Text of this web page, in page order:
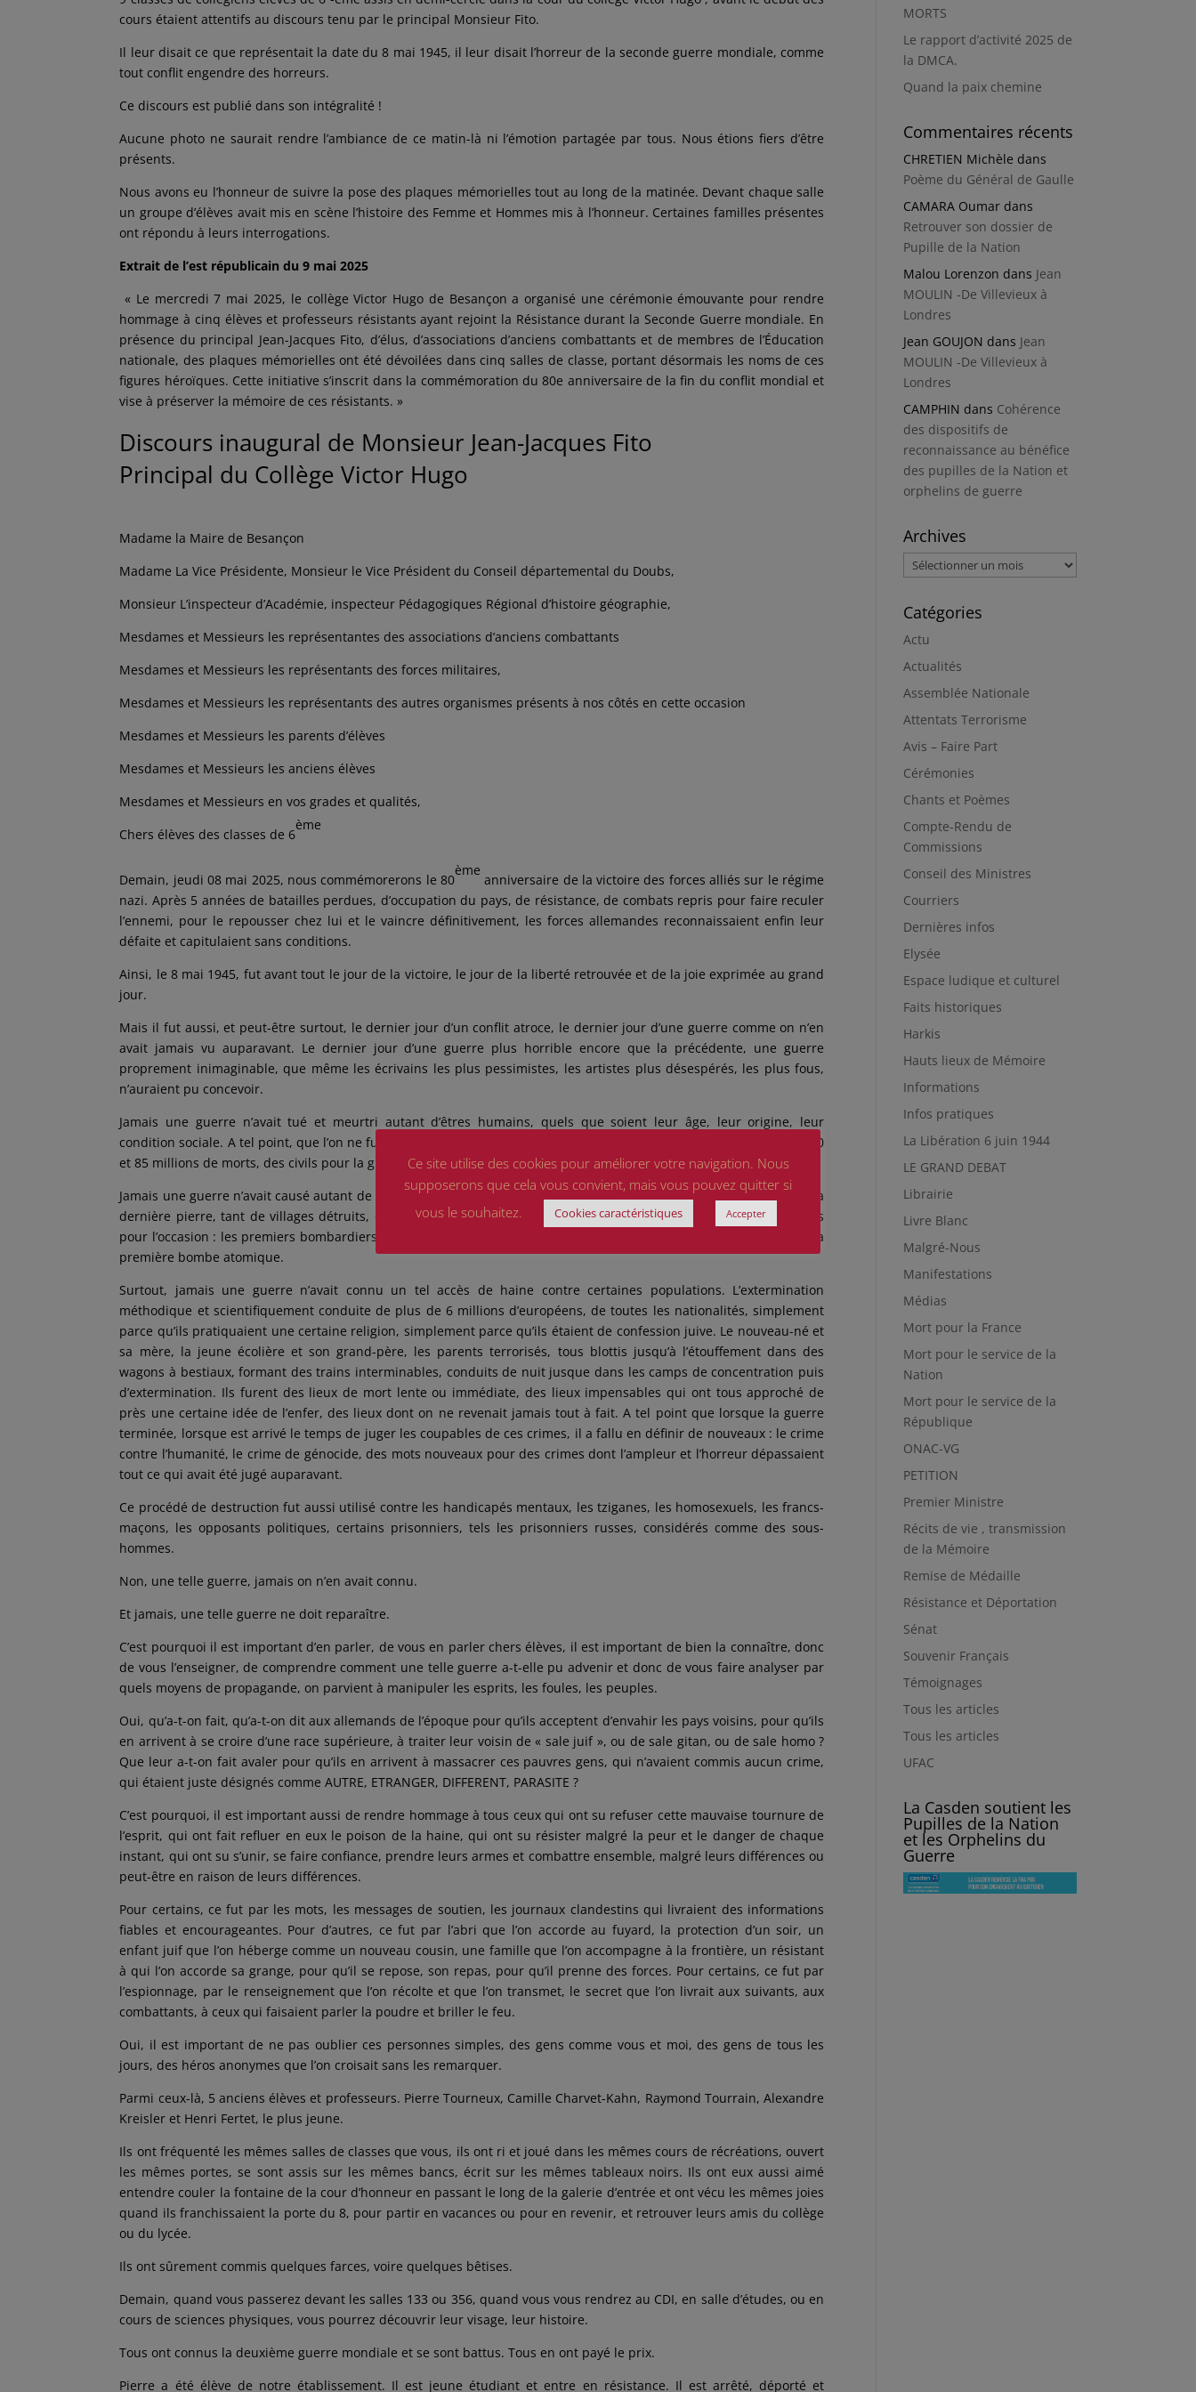
cours étaient attentifs au discours tenu par le principal Monsieur Fito.
Il leur disait ce que représentait la date du 8 mai 1945, il leur disait l’horreur de la seconde guerre mondiale, comme
tout conflit engendre des horreurs.
Ce discours est publié dans son intégralité !
Aucune photo ne saurait rendre l’ambiance de ce matin-là ni l’émotion partagée par tous. Nous étions fiers d’être
présents.
Nous avons eu l’honneur de suivre la pose des plaques mémorielles tout au long de la matinée. Devant chaque salle
un groupe d’élèves avait mis en scène l’histoire des Femme et Hommes mis à l’honneur. Certaines familles présentes
ont répondu à leurs interrogations.
Extrait de l’est républicain du 9 mai 2025
« Le mercredi 7 mai 2025, le collège Victor Hugo de Besançon a organisé une cérémonie émouvante pour rendre
hommage à cinq élèves et professeurs résistants ayant rejoint la Résistance durant la Seconde Guerre mondiale. En
présence du principal Jean-Jacques Fito, d’élus, d’associations d’anciens combattants et de membres de l’Éducation
nationale, des plaques mémorielles ont été dévoilées dans cinq salles de classe, portant désormais les noms de ces
figures héroïques. Cette initiative s’inscrit dans la commémoration du 80e anniversaire de la fin du conflit mondial et
vise à préserver la mémoire de ces résistants. »
Discours inaugural de Monsieur Jean-Jacques Fito
Principal du Collège Victor Hugo
Madame la Maire de Besançon
Madame La Vice Présidente, Monsieur le Vice Président du Conseil départemental du Doubs,
Monsieur L’inspecteur d’Académie, inspecteur Pédagogiques Régional d’histoire géographie,
Mesdames et Messieurs les représentantes des associations d’anciens combattants
Mesdames et Messieurs les représentants des forces militaires,
Mesdames et Messieurs les représentants des autres organismes présents à nos côtés en cette occasion
Mesdames et Messieurs les parents d’élèves
Mesdames et Messieurs les anciens élèves
Mesdames et Messieurs en vos grades et qualités,
Chers élèves des classes de 6
ème
Demain, jeudi 08 mai 2025, nous commémorerons le 80
ème
anniversaire de la victoire des forces alliés sur le régime
nazi. Après 5 années de batailles perdues, d’occupation du pays, de résistance, de combats repris pour faire reculer
l’ennemi, pour le repousser chez lui et le vaincre définitivement, les forces allemandes reconnaissaient enfin leur
défaite et capitulaient sans conditions.
Ainsi, le 8 mai 1945, fut avant tout le jour de la victoire, le jour de la liberté retrouvée et de la joie exprimée au grand
jour.
Mais il fut aussi, et peut-être surtout, le dernier jour d’un conflit atroce, le dernier jour d’une guerre comme on n’en
avait jamais vu auparavant. Le dernier jour d’une guerre plus horrible encore que la précédente, une guerre
proprement inimaginable, que même les écrivains les plus pessimistes, les artistes plus désespérés, les plus fous,
n’auraient pu concevoir.
Jamais une guerre n’avait tué et meurtri autant d’êtres humains, quels que soient leur âge, leur origine, leur
condition sociale. A tel point, que l’on ne fut pas capable de dénombrer précisément le nombre de victimes : entre 60
et 85 millions de morts, des civils pour la grande majorité. Ces chiffres dépassent notre capacité de représentation.
Jamais une guerre n’avait causé autant de destructions de par le monde, tant de villes bombardées, rasées jusqu’à la
dernière pierre, tant de villages détruits, de campagnes ruinées, brulées, au moyen d’armes effroyables, inventées
pour l’occasion : les premiers bombardiers lourds, les premiers avions à réaction, les premiers missiles et bientôt, la
première bombe atomique.
Surtout, jamais une guerre n’avait connu un tel accès de haine contre certaines populations. L’extermination
méthodique et scientifiquement conduite de plus de 6 millions d’européens, de toutes les nationalités, simplement
parce qu’ils pratiquaient une certaine religion, simplement parce qu’ils étaient de confession juive. Le nouveau-né et
sa mère, la jeune écolière et son grand-père, les parents terrorisés, tous blottis jusqu’à l’étouffement dans des
wagons à bestiaux, formant des trains interminables, conduits de nuit jusque dans les camps de concentration puis
d’extermination. Ils furent des lieux de mort lente ou immédiate, des lieux impensables qui ont tous approché de
près une certaine idée de l’enfer, des lieux dont on ne revenait jamais tout à fait. A tel point que lorsque la guerre
terminée, lorsque est arrivé le temps de juger les coupables de ces crimes, il a fallu en définir de nouveaux : le crime
contre l’humanité, le crime de génocide, des mots nouveaux pour des crimes dont l’ampleur et l’horreur dépassaient
tout ce qui avait été jugé auparavant.
Ce procédé de destruction fut aussi utilisé contre les handicapés mentaux, les tziganes, les homosexuels, les francs-
maçons, les opposants politiques, certains prisonniers, tels les prisonniers russes, considérés comme des sous-
hommes.
Non, une telle guerre, jamais on n’en avait connu.
Et jamais, une telle guerre ne doit reparaître.
C’est pourquoi il est important d’en parler, de vous en parler chers élèves, il est important de bien la connaître, donc
de vous l’enseigner, de comprendre comment une telle guerre a-t-elle pu advenir et donc de vous faire analyser par
quels moyens de propagande, on parvient à manipuler les esprits, les foules, les peuples.
Oui, qu’a-t-on fait, qu’a-t-on dit aux allemands de l’époque pour qu’ils acceptent d’envahir les pays voisins, pour qu’ils
en arrivent à se croire d’une race supérieure, à traiter leur voisin de « sale juif », ou de sale gitan, ou de sale homo ?
Que leur a-t-on fait avaler pour qu’ils en arrivent à massacrer ces pauvres gens, qui n’avaient commis aucun crime,
qui étaient juste désignés comme AUTRE, ETRANGER, DIFFERENT, PARASITE ?
C’est pourquoi, il est important aussi de rendre hommage à tous ceux qui ont su refuser cette mauvaise tournure de
l’esprit, qui ont fait refluer en eux le poison de la haine, qui ont su résister malgré la peur et le danger de chaque
instant, qui ont su s’unir, se faire confiance, prendre leurs armes et combattre ensemble, malgré leurs différences ou
peut-être en raison de leurs différences.
Pour certains, ce fut par les mots, les messages de soutien, les journaux clandestins qui livraient des informations
fiables et encourageantes. Pour d’autres, ce fut par l’abri que l’on accorde au fuyard, la protection d’un soir, un
enfant juif que l’on héberge comme un nouveau cousin, une famille que l’on accompagne à la frontière, un résistant
à qui l’on accorde sa grange, pour qu’il se repose, son repas, pour qu’il prenne des forces. Pour certains, ce fut par
l’espionnage, par le renseignement que l’on récolte et que l’on transmet, le secret que l’on livrait aux suivants, aux
combattants, à ceux qui faisaient parler la poudre et briller le feu.
Oui, il est important de ne pas oublier ces personnes simples, des gens comme vous et moi, des gens de tous les
jours, des héros anonymes que l’on croisait sans les remarquer.
Parmi ceux-là, 5 anciens élèves et professeurs. Pierre Tourneux, Camille Charvet-Kahn, Raymond Tourrain, Alexandre
Kreisler et Henri Fertet, le plus jeune.
Ils ont fréquenté les mêmes salles de classes que vous, ils ont ri et joué dans les mêmes cours de récréations, ouvert
les mêmes portes, se sont assis sur les mêmes bancs, écrit sur les mêmes tableaux noirs. Ils ont eux aussi aimé
entendre couler la fontaine de la cour d’honneur en passant le long de la galerie d’entrée et ont vécu les mêmes joies
quand ils franchissaient la porte du 8, pour partir en vacances ou pour en revenir, et retrouver leurs amis du collège
ou du lycée.
Ils ont sûrement commis quelques farces, voire quelques bêtises.
Demain, quand vous passerez devant les salles 133 ou 356, quand vous vous rendrez au CDI, en salle d’études, ou en
cours de sciences physiques, vous pourrez découvrir leur visage, leur histoire.
Tous ont connus la deuxième guerre mondiale et se sont battus. Tous en ont payé le prix.
Pierre a été élève de notre établissement. Il est jeune étudiant et entre en résistance. Il est arrêté, déporté et
MORTS
Le rapport d’activité 2025 de
la DMCA.
Quand la paix chemine
Commentaires récents
CHRETIEN Michèle dans
Poème du Général de Gaulle
CAMARA Oumar dans
Retrouver son dossier de
Pupille de la Nation
Malou Lorenzon dans Jean
MOULIN -De Villevieux à
Londres
Jean GOUJON dans Jean
MOULIN -De Villevieux à
Londres
CAMPHIN dans Cohérence
des dispositifs de
reconnaissance au bénéfice
des pupilles de la Nation et
orphelins de guerre
Archives
Archives
Catégories
Actu
Actualités
Assemblée Nationale
Attentats Terrorisme
Avis – Faire Part
Cérémonies
Chants et Poèmes
Compte-Rendu de
Commissions
Conseil des Ministres
Courriers
Dernières infos
Elysée
Espace ludique et culturel
Faits historiques
Harkis
Hauts lieux de Mémoire
Informations
Infos pratiques
La Libération 6 juin 1944
LE GRAND DEBAT
Librairie
Livre Blanc
Malgré-Nous
Manifestations
Médias
Mort pour la France
Mort pour le service de la
Nation
Mort pour le service de la
République
ONAC-VG
PETITION
Premier Ministre
Récits de vie , transmission
de la Mémoire
Remise de Médaille
Résistance et Déportation
Sénat
Souvenir Français
Témoignages
Tous les articles
Tous les articles
UFAC
La Casden soutient les
Pupilles de la Nation
et les Orphelins du
Guerre
Ce site utilise des cookies pour améliorer votre navigation. Nous
supposerons que cela vous convient, mais vous pouvez quitter si
vous le souhaitez.
Cookies caractéristiques Accepter